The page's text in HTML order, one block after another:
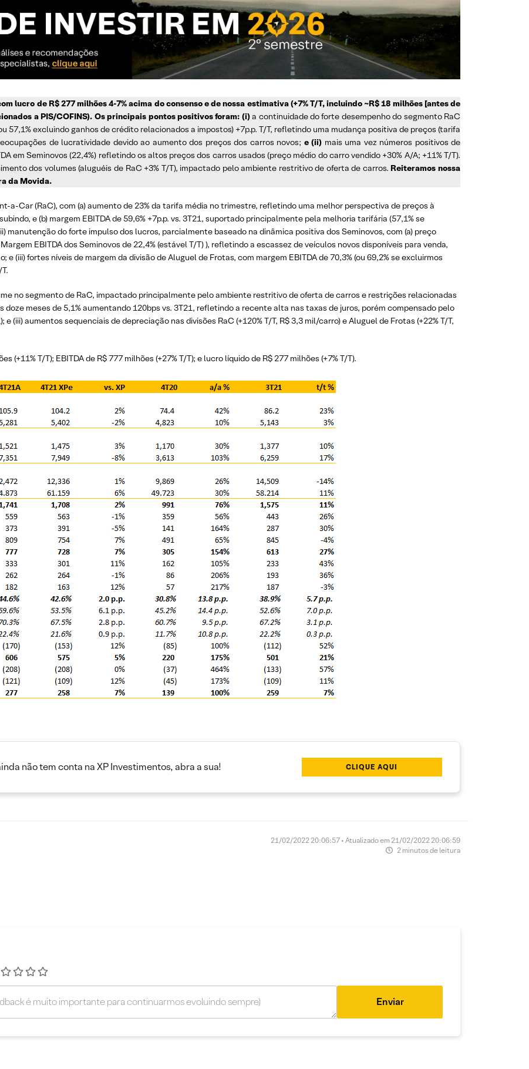
lucro de R$ 277 milhões 4-7% acima do consenso e de nossa estimativa (+7% T/T, incluindo ~R$ 18 milhões [antes de
a PIS/COFINS). Os principais pontos positivos foram: (i)a continuidade do forte desempenho do segmento RaC
57,1% excluindo ganhos de crédito relacionados a impostos) +7p.p. T/T, refletindo uma mudança positiva de preços (tarifa
de lucratividade devido ao aumento dos preços dos carros novos; e (ii) mais uma vez números positivos de
em Seminovos (22,4%) refletindo os altos preços dos carros usados ​​(preço médio do carro vendido +30% A/A; +11% T/T).
dos volumes (aluguéis de RaC +3% T/T), impactado pelo ambiente restritivo de oferta de carros. Reiteramos nossa
da Movida.
a-Car (RaC), com (a) aumento de 23% da tarifa média no trimestre, refletindo uma melhor perspectiva de preços à
e (b) margem EBITDA de 59,6% +7p.p. vs. 3T21, suportado principalmente pela melhoria tarifária (57,1% se
manutenção do forte impulso dos lucros, parcialmente baseado na dinâmica positiva dos Seminovos, com (a) preço
EBITDA dos Seminovos de 22,4% (estável T/T) ), refletindo a escassez de veículos novos disponíveis para venda,
(iii) fortes níveis de margem da divisão de Aluguel de Frotas, com margem EBITDA de 70,3% (ou 69,2% se excluirmos
no segmento de RaC, impactado principalmente pelo ambiente restritivo de oferta de carros e restrições relacionadas
doze meses de 5,1% aumentando 120bps vs. 3T21, refletindo a recente alta nas taxas de juros, porém compensado pelo
e (iii) aumentos sequenciais de depreciação nas divisões RaC (+120% T/T, R$ 3,3 mil/carro) e Aluguel de Frotas (+22% T/T,
(+11% T/T); EBITDA de R$ 777 milhões (+27% T/T); e lucro líquido de R$ 277 milhões (+7% T/T).
não tem conta na XP Investimentos, abra a sua! CLIQUE AQUI
21/02/2022 20:06:57 • Atualizado em 21/02/2022 20:06:59
2 minutos de leitura
Enviar